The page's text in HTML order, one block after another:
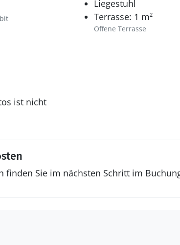
Liegestuhl
Terrasse: 1 m²
Offene Terrasse
ist nicht
finden Sie im nächsten Schritt im